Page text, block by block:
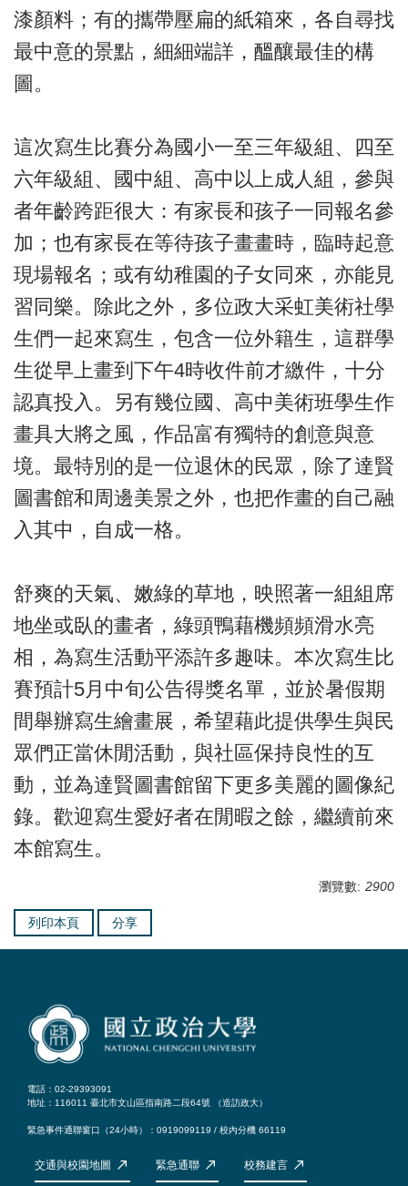
漆顏料；有的攜帶壓扁的紙箱來，各自尋找
最中意的景點，細細端詳，醞釀最佳的構
圖。
這次寫生比賽分為國小一至三年級組、四至
六年級組、國中組、高中以上成人組，參與
者年齡跨距很大：有家長和孩子一同報名參
加；也有家長在等待孩子畫畫時，臨時起意
現場報名；或有幼稚園的子女同來，亦能見
習同樂。除此之外，多位政大采虹美術社學
生們一起來寫生，包含一位外籍生，這群學
生從早上畫到下午4時收件前才繳件，十分
認真投入。另有幾位國、高中美術班學生作
畫具大將之風，作品富有獨特的創意與意
境。最特別的是一位退休的民眾，除了達賢
圖書館和周邊美景之外，也把作畫的自己融
入其中，自成一格。
舒爽的天氣、嫩綠的草地，映照著一組組席
地坐或臥的畫者，綠頭鴨藉機頻頻滑水亮
相，為寫生活動平添許多趣味。本次寫生比
賽預計5月中旬公告得獎名單，並於暑假期
間舉辦寫生繪畫展，希望藉此提供學生與民
眾們正當休閒活動，與社區保持良性的互
動，並為達賢圖書館留下更多美麗的圖像紀
錄。歡迎寫生愛好者在閒暇之餘，繼續前來
本館寫生。
瀏覽數: 2900
列印本頁 分享
電話：02-29393091
地址：116011 臺北市文山區指南路二段64號 （造訪政大）
緊急事件通聯窗口（24小時）：0919099119 / 校內分機 66119
交通與校園地圖 緊急通聯 校務建言